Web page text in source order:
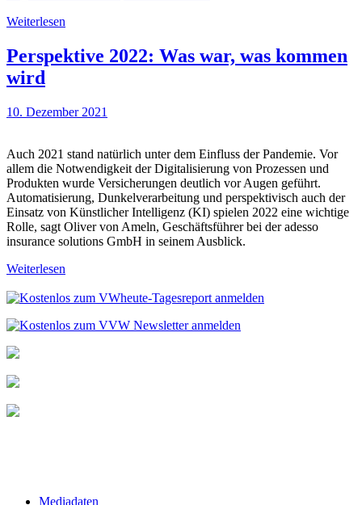
Weiterlesen
Perspektive 2022: Was war, was kommen
wird
10. Dezember 2021
Auch 2021 stand natürlich unter dem Einfluss der Pandemie. Vor
allem die Notwendigkeit der Digitalisierung von Prozessen und
Produkten wurde Versicherungen deutlich vor Augen geführt.
Automatisierung, Dunkelverarbeitung und perspektivisch auch der
Einsatz von Künstlicher Intelligenz (KI) spielen 2022 eine wichtige
Rolle, sagt Oliver von Ameln, Geschäftsführer bei der adesso
insurance solutions GmbH in seinem Ausblick.
Weiterlesen
Mediadaten